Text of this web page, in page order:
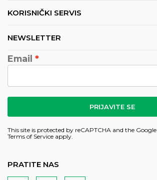
KORISNIČKI SERVIS
NEWSLETTER
Email
PRIJAVITE SE
This site is protected by reCAPTCHA and the Google
Terms of Service apply.
PRATITE NAS